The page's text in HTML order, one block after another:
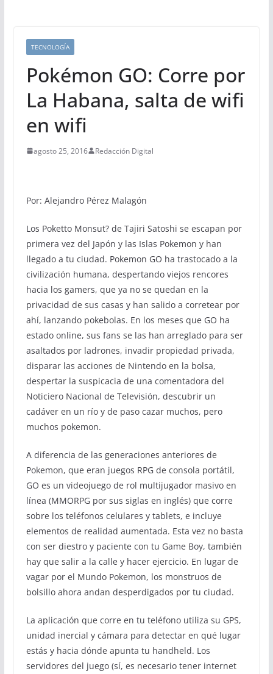
TECNOLOGÍA
Pokémon GO: Corre por
La Habana, salta de wifi
en wifi
agosto 25, 2016 Redacción Digital
Por: Alejandro Pérez Malagón
Los Poketto Monsut? de Tajiri Satoshi se escapan por
primera vez del Japón y las Islas Pokemon y han
llegado a tu ciudad. Pokemon GO ha trastocado a la
civilización humana, despertando viejos rencores
hacia los gamers, que ya no se quedan en la
privacidad de sus casas y han salido a corretear por
ahí, lanzando pokebolas. En los meses que GO ha
estado online, sus fans se las han arreglado para ser
asaltados por ladrones, invadir propiedad privada,
disparar las acciones de Nintendo en la bolsa,
despertar la suspicacia de una comentadora del
Noticiero Nacional de Televisión, descubrir un
cadáver en un río y de paso cazar muchos, pero
muchos pokemon.
A diferencia de las generaciones anteriores de
Pokemon, que eran juegos RPG de consola portátil,
GO es un videojuego de rol multijugador masivo en
línea (MMORPG por sus siglas en inglés) que corre
sobre los teléfonos celulares y tablets, e incluye
elementos de realidad aumentada. Esta vez no basta
con ser diestro y paciente con tu Game Boy, también
hay que salir a la calle y hacer ejercicio. En lugar de
vagar por el Mundo Pokemon, los monstruos de
bolsillo ahora andan desperdigados por tu ciudad.
La aplicación que corre en tu teléfono utiliza su GPS,
unidad inercial y cámara para detectar en qué lugar
estás y hacia dónde apunta tu handheld. Los
servidores del juego (sí, es necesario tener internet